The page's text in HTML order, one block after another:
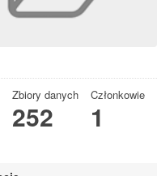
Zbiory danych
252
Członkowie
1